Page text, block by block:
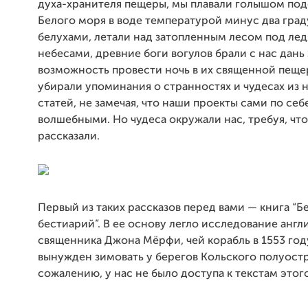
духа-хранителя пещеры, мы плавали голышом
Белого моря в воде температурой минус два
белухами, летали над затопленным лесом под
небесами, древние боги вогулов брали с нас дань
возможность провести ночь в их священной
убирали упоминания о странностях и чудесах из
статей, не замечая, что наши проекты сами по
волшебными. Но чудеса окружали нас, требуя,
рассказали.
Первый из таких рассказов перед вами — книга
бестиарий”. В ее основу легло исследование
священника Джона Мёрфи, чей корабль в 1553
вынужден зимовать у берегов Кольского
сожалению, у нас не было доступа к текстам